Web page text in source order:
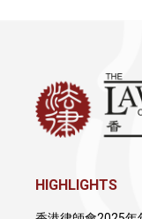
HIGHLIGHTS